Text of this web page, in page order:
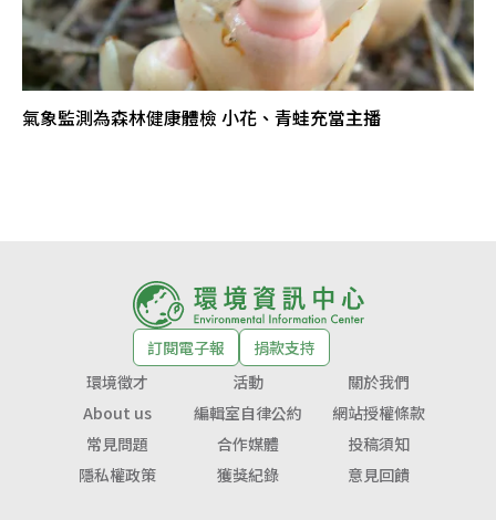
氣象監測為森林健康體檢 小花、青蛙充當主播
訂閱電子報
捐款支持
環境徵才
活動
關於我們
About us
編輯室自律公約
網站授權條款
常見問題
合作媒體
投稿須知
隱私權政策
獲獎紀錄 意見回饋